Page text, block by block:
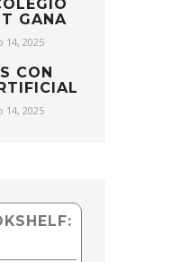
GANA
14, 2025
CON
14, 2025